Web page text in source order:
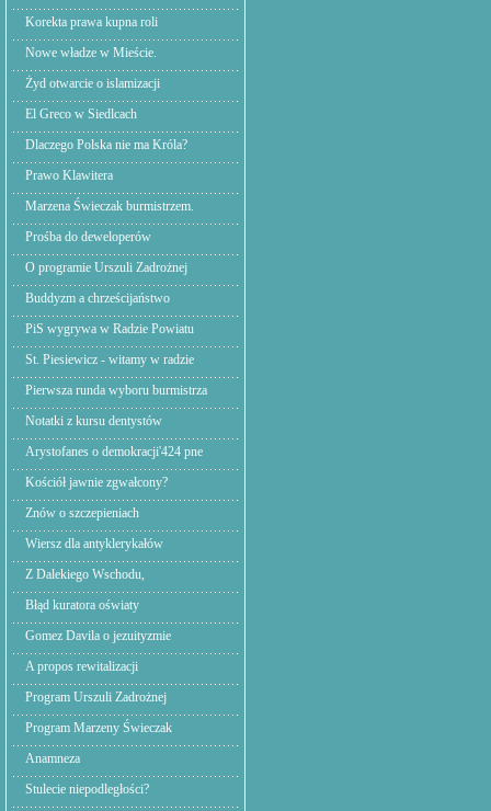
Korekta prawa kupna roli
Nowe władze w Mieście.
Żyd otwarcie o islamizacji
El Greco w Siedlcach
Dlaczego Polska nie ma Króla?
Prawo Klawitera
Marzena Świeczak burmistrzem.
Prośba do deweloperów
O programie Urszuli Zadrożnej
Buddyzm a chrześcijaństwo
PiS wygrywa w Radzie Powiatu
St. Piesiewicz - witamy w radzie
Pierwsza runda wyboru burmistrza
Notatki z kursu dentystów
Arystofanes o demokracji'424 pne
Kościół jawnie zgwałcony?
Znów o szczepieniach
Wiersz dla antyklerykałów
Z Dalekiego Wschodu,
Błąd kuratora oświaty
Gomez Davila o jezuityzmie
A propos rewitalizacji
Program Urszuli Zadrożnej
Program Marzeny Świeczak
Anamneza
Stulecie niepodległości?